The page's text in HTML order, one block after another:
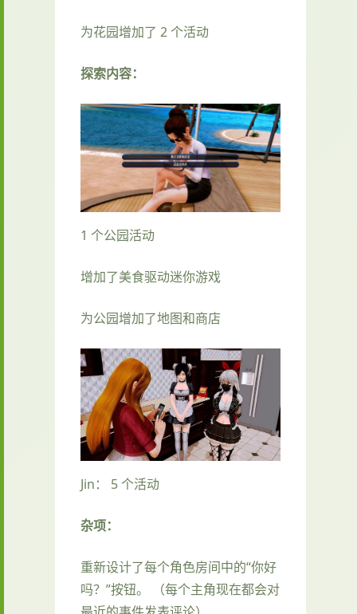
为花园增加了 2 个活动
探索内容：
1 个公园活动
增加了美食驱动迷你游戏
为公园增加了地图和商店
Jin： 5 个活动
杂项：
重新设计了每个角色房间中的“你好
吗？”按钮。 （每个主角现在都会对